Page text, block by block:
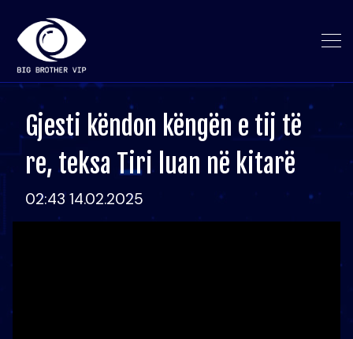
Gjesti këndon këngën e tij të
re, teksa Tiri luan në kitarë
02:43 14.02.2025